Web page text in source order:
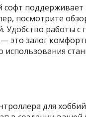
софт
посмотрите
Удобство работы
это залог
использования
для